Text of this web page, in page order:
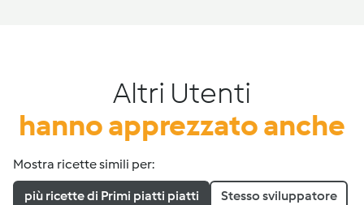
Altri Utenti
hanno apprezzato anche
Mostra ricette simili per:
più ricette di Primi piatti piatti Stesso sviluppatore